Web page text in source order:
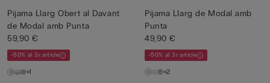
Pijama Llarg Obert al Davant
de Modal amb Punta
59,90 €
-50% al 3r article
+1
Pijama Llarg de Modal amb
Punta
49,90 €
-50% al 3r article
+2